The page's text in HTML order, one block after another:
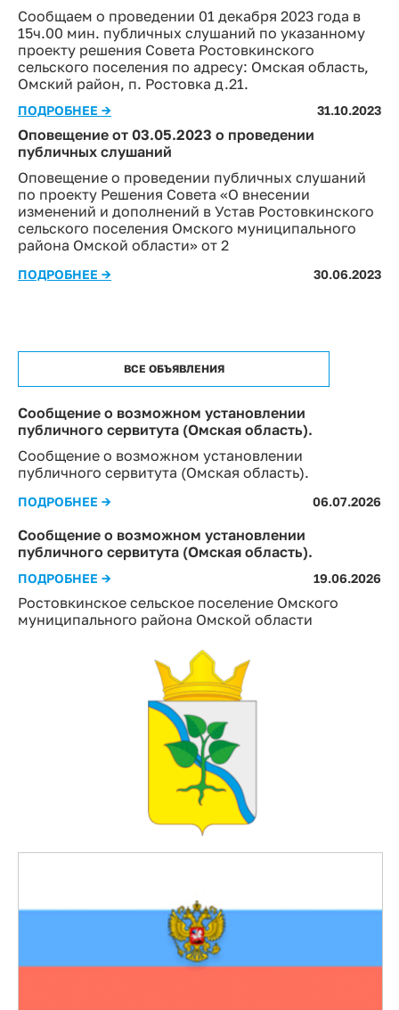
Ростовкинское сельское поселение Омского
муниципального района Омской области
Сообщаем о проведении 01 декабря 2023 года в
15ч.00 мин. публичных слушаний по указанному
проекту решения Совета Ростовкинского
сельского поселения по адресу: Омская область,
Омский район, п. Ростовка д.21.
ПОДРОБНЕЕ → 31.10.2023
Оповещение от 03.05.2023 о проведении
публичных слушаний
Оповещение о проведении публичных слушаний
по проекту Решения Совета «О внесении
изменений и дополнений в Устав Ростовкинского
сельского поселения Омского муниципального
района Омской области» от 2
ПОДРОБНЕЕ → 30.06.2023
ВСЕ ОБЪЯВЛЕНИЯ
Сообщение о возможном установлении
публичного сервитута (Омская область).
Сообщение о возможном установлении
публичного сервитута (Омская область).
ПОДРОБНЕЕ → 06.07.2026
Сообщение о возможном установлении
публичного сервитута (Омская область).
ПОДРОБНЕЕ → 19.06.2026